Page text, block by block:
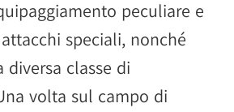
peculiare e
speciali, nonché
diversa classe di
volta sul campo di